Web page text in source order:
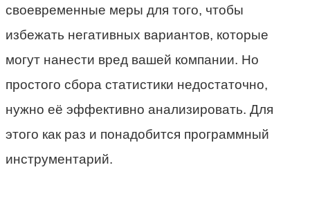
своевременные меры для того, чтобы
избежать негативных вариантов, которые
могут нанести вред вашей компании. Но
простого сбора статистики недостаточно,
нужно её эффективно анализировать. Для
этого как раз и понадобится программный
инструментарий.